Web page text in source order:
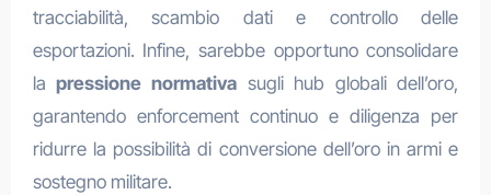
tracciabilità, scambio dati e controllo delle
esportazioni. Infine, sarebbe opportuno consolidare
lapressione normativasugli hub globali dell’oro,
garantendo enforcement continuo e diligenza per
ridurre la possibilità di conversione dell’oro in armi e
sostegno militare.